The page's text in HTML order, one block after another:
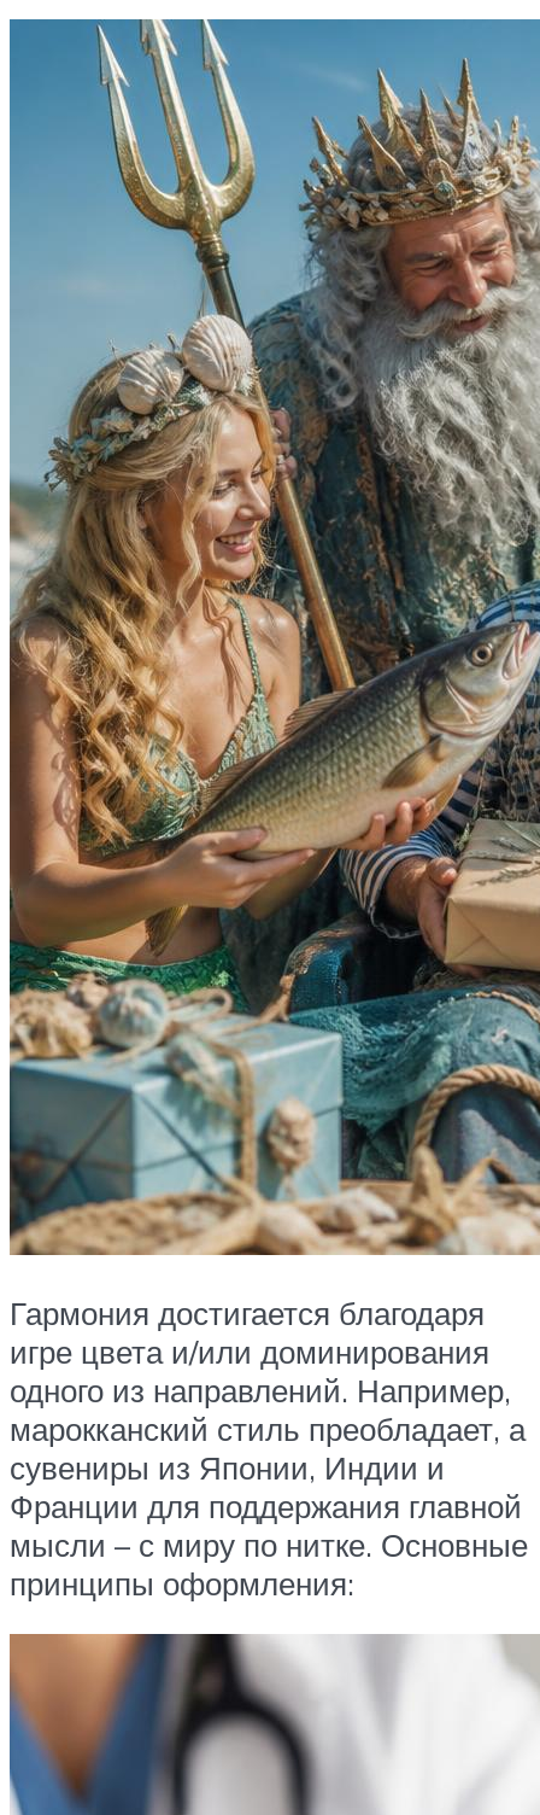
Гармония достигается благодаря
игре цвета и/или доминирования
одного из направлений. Например,
марокканский стиль преобладает, а
сувениры из Японии, Индии и
Франции для поддержания главной
мысли – с миру по нитке. Основные
принципы оформления: